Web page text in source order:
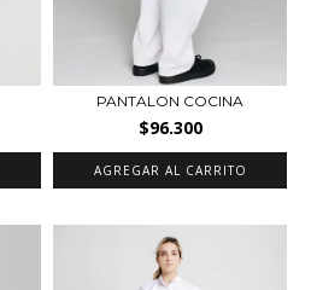
PANTALON COCINA
$96.300
AGREGAR AL CARRITO